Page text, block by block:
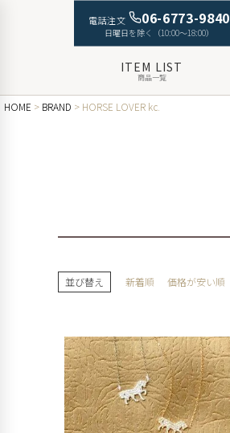
電話注文 06-6773-9840
日曜日を除く（10:00〜18:00）
ITEM LIST
商品一覧
HOME BRAND HORSE LOVER kc.
並び替え 新着順 価格が安い順